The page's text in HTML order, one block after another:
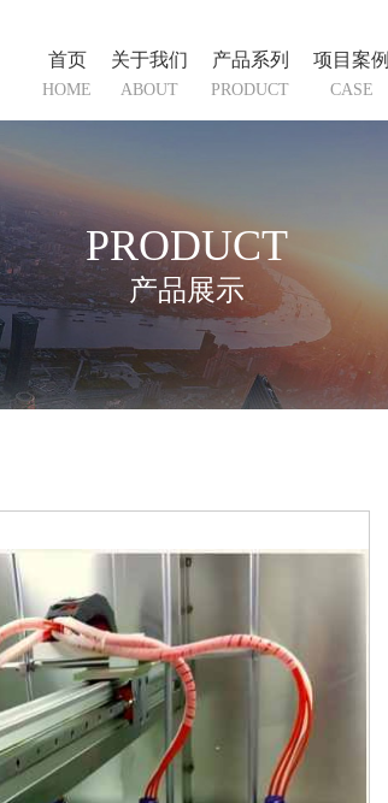
首页
HOME
关于我们
ABOUT
产品系列
PRODUCT
项目案例
CASE
PRODUCT
产品展示